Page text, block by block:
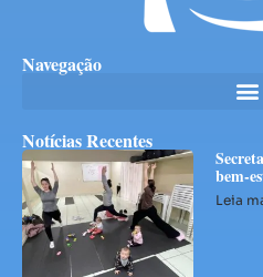
Navegação
Notícias Recentes
bem-
Leia